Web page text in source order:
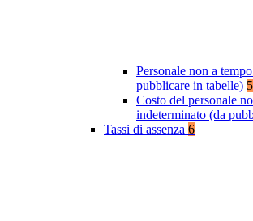
Personale non a
pubblicare in tabelle) 5
Costo del personale
indeterminato (da
Tassi di assenza 6